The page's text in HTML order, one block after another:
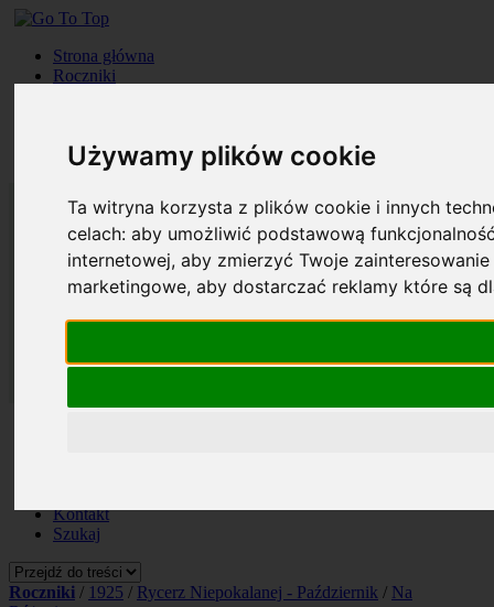
Używamy plików cookie
Ta witryna korzysta z plików cookie i innych
celach:aby umożliwić podstawową
internetowej,aby zmierzyć Twoje
marketingowe,aby dostarczać reklamy które są
Strona główna
Roczniki
Szukaj
Kontakt
Szukaj
Roczniki / 1925 / Rycerz Niepokalanej - Październik / Na